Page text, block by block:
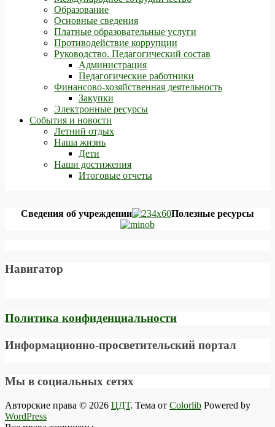
Образование
Основные сведения
Платные образовательные услуги
Противодействие коррупции
Руководство. Педагогический состав
Администрация
Педагогические работники
Финансово-хозяйственная деятельность
Закупки
Электронные ресурсы
События и новости
Летний отдых
Наша жизнь
Дети
Наши достижения
Итоговые отчеты
Сведения об учреждении Полезные ресурсы
Навигатор
Политика конфиденциальности
Информационно-просветительский портал
Мы в социальных сетях
Авторские права © 2026 ЦДТ. Тема от Colorlib Powered by
WordPress